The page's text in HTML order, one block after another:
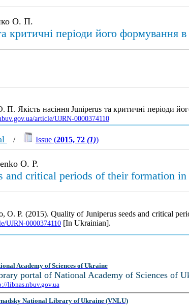
О. П.
критичні періоди його формування
Якість насіння Juniperus та критичні періоди
article/UJRN-0000374110
/ Issue (2015, 72 (1))
O. P.
and critical periods of their formation
O. P. (2015). Quality of Juniperus seeds and critical
UJRN-0000374110[In Ukrainian].
Academy of Sciences of Ukraine
portal of National Academy of Sciences of
libnas.nbuv.gov.ua
National Library of Ukraine (VNLU)